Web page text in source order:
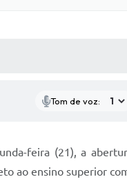
Tom de voz:
feira (21), a
ao ensino superior